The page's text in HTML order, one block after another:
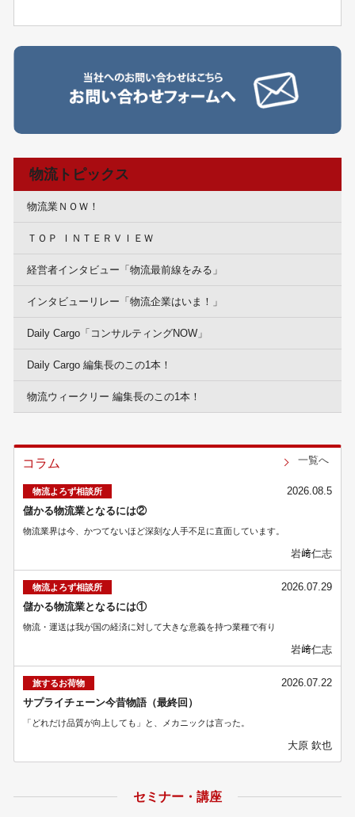
物流トピックス
物流業ＮＯＷ！
ＴＯＰ ＩＮＴＥＲＶＩＥＷ
経営者インタビュー「物流最前線をみる」
インタビューリレー「物流企業はいま！」
Daily Cargo「コンサルティングNOW」
Daily Cargo 編集長のこの1本！
物流ウィークリー 編集長のこの1本！
コラム
物流よろず相談所
2026.08.5
儲かる物流業となるには②
物流業界は今、かつてないほど深刻な人手不足に直面しています。
岩﨑仁志
物流よろず相談所
2026.07.29
儲かる物流業となるには①
物流・運送は我が国の経済に対して大きな意義を持つ業種で有り
岩﨑仁志
旅するお荷物
2026.07.22
サプライチェーン今昔物語（最終回）
「どれだけ品質が向上しても」と、メカニックは言った。
大原 欽也
一覧へ
セミナー・講座